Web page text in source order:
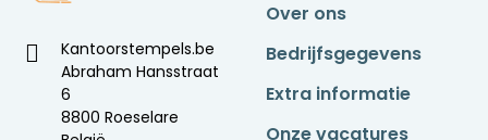
Kantoorstempels.be
Abraham Hansstraat
6
8800 Roeselare
Over ons
Bedrijfsgegevens
Extra informatie
Onze vacatures